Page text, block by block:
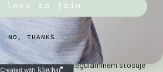
postępowanie reklamacyjne uczestnik
przed sądem powszechnym.
niniejszym Regulaminem stosuje
love to join
NO, THANKS